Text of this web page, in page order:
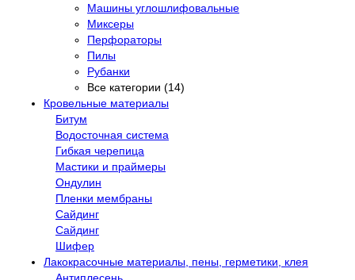
Машины углошлифовальные
Миксеры
Перфораторы
Пилы
Рубанки
Все категории (14)
Кровельные материалы
Битум
Водосточная система
Гибкая черепица
Мастики и праймеры
Ондулин
Пленки мембраны
Сайдинг
Сайдинг
Шифер
Лакокрасочные материалы, пены, герметики, клея